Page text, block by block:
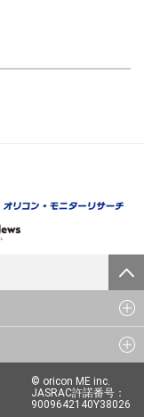
© oricon ME inc.
JASRAC許諾番号：
9009642140Y38026